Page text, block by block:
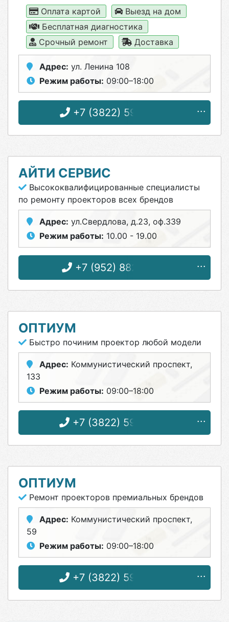
Оплата картой
Выезд на дом
Бесплатная диагностика
Срочный ремонт
Доставка
Адрес: ул. Ленина 108
Режим работы: 09:00–18:00
+7 (3822) 59-09-01
АЙТИ СЕРВИС
Высококвалифицированные специалисты
по ремонту проекторов всех брендов
Адрес: ул.Свердлова, д.23, оф.339
Режим работы: 10.00 - 19.00
+7 (952) 882-11-01
ОПТИУМ
Быстро починим проектор любой модели
Адрес: Коммунистический проспект,
133
Режим работы: 09:00–18:00
+7 (3822) 59-00-59
ОПТИУМ
Ремонт проекторов премиальных брендов
Адрес: Коммунистический проспект,
59
Режим работы: 09:00–18:00
+7 (3822) 59-00-59